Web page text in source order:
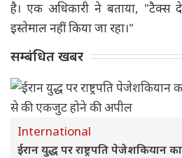
है। एक अधिकारी ने बताया, "टैक्स
इस्तेमाल नहीं किया जा रहा।"
सम्बंधित खबर
International
ईरान युद्ध पर राष्ट्रपति पेजेशकियान